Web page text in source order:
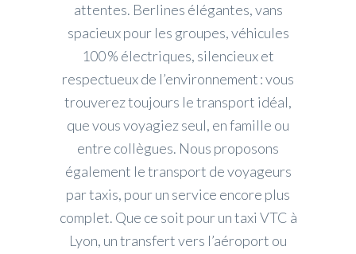
attentes. Berlines élégantes, vans
spacieux pour les groupes, véhicules
100 % électriques, silencieux et
respectueux de l’environnement : vous
trouverez toujours le transport idéal,
que vous voyagiez seul, en famille ou
entre collègues. Nous proposons
également le transport de voyageurs
par taxis, pour un service encore plus
complet. Que ce soit pour un taxi VTC à
Lyon, un transfert vers l’aéroport ou